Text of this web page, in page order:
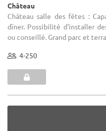
Château
Château salle des fêtes :
dïner. Possibilité d'installer
ou conseillé. Grand parc et
4-250